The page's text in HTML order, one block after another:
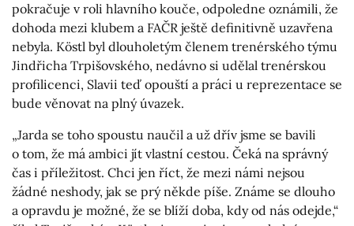
pokračuje v roli hlavního kouče, odpoledne oznámili, že
dohoda mezi klubem a FAČR ještě definitivně uzavřena
nebyla. Köstl byl dlouholetým členem trenérského týmu
Jindřicha Trpišovského, nedávno si udělal trenérskou
profilicenci, Slavii teď opouští a práci u reprezentace se
bude věnovat na plný úvazek.
„Jarda se toho spoustu naučil a už dřív jsme se bavili
o tom, že má ambici jít vlastní cestou. Čeká na správný
čas i příležitost. Chci jen říct, že mezi námi nejsou
žádné neshody, jak se prý někde píše. Známe se dlouho
a opravdu je možné, že se blíží doba, kdy od nás odejde,“